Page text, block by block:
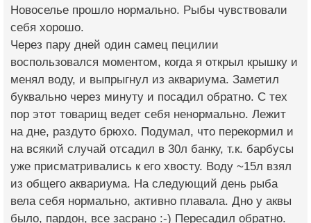
Новоселье прошло нормально. Рыбы чувствовали
себя хорошо.
Через пару дней один самец пецилии
воспользовался моментом, когда я открыл крышку и
менял воду, и выпрыгнул из аквариума. Заметил
буквально через минуту и посадил обратно. С тех
пор этот товарищ ведет себя ненормально. Лежит
на дне, раздуто брюхо. Подумал, что перекормил и
на всякий случай отсадил в 30л банку, т.к. барбусы
уже присматривались к его хвосту. Воду ~15л взял
из общего аквариума. На следующий день рыба
вела себя нормально, активно плавала. Дно у аквы
было, пардон, все засрано :-) Пересадил обратно.